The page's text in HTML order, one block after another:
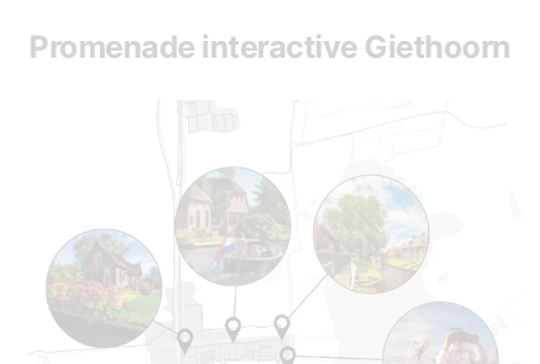
Promenade interactive Giethoorn